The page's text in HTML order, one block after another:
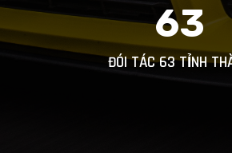
63
ĐÓI TÁC 63 TỈNH